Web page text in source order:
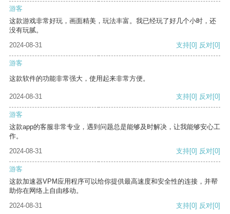
游客
这款游戏非常好玩，画面精美，玩法丰富。我已经玩了好几个小时，还
没有玩腻。
2024-08-31
支持[0] 反对[0]
游客
这款软件的功能非常强大，使用起来非常方便。
2024-08-31 支持[0] 反对[0]
游客
这款app的客服非常专业，遇到问题总是能够及时解决，让我能够安心工
作。
2024-08-31
支持[0] 反对[0]
游客
这款加速器VPM应用程序可以给你提供最高速度和安全性的连接，并帮
助你在网络上自由移动。
2024-08-31
支持[0] 反对[0]